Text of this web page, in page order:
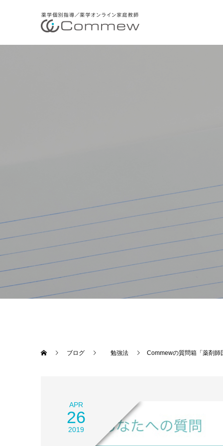
ブログ 勉強法 Commewの質問箱「薬剤師
APR
26
2019